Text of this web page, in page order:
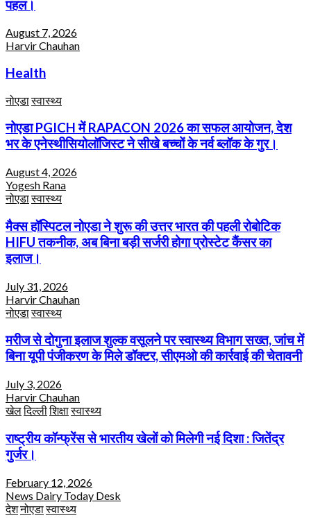
पहल।
August 7, 2026
Harvir Chauhan
Health
नोएडास्वास्थ्य
नोएडा PGICH में RAPACON 2026 का सफल आयोजन, देश
भर के एनेस्थीसियोलॉजिस्ट ने सीखे बच्चों के नर्व ब्लॉक के गुर।
August 4, 2026
Yogesh Rana
नोएडास्वास्थ्य
मैक्स हॉस्पिटल नोएडा ने शुरू की उत्तर भारत की पहली रोबोटिक
HIFU तकनीक, अब बिना बड़ी सर्जरी होगा प्रोस्टेट कैंसर का
इलाज।
July 31, 2026
Harvir Chauhan
नोएडास्वास्थ्य
मरीज से दोगुना इलाज शुल्क वसूलने पर स्वास्थ्य विभाग सख्त, जांच में
बिना यूपी पंजीकरण के मिले डॉक्टर, सीएमओ की कार्रवाई की चेतावनी
July 3, 2026
Harvir Chauhan
खेलदिल्लीशिक्षास्वास्थ्य
राष्ट्रीय कॉन्फ्रेंस से भारतीय खेलों को मिलेगी नई दिशा : जितेंद्र
गुर्जर।
February 12, 2026
News Dairy Today Desk
देशनोएडास्वास्थ्य